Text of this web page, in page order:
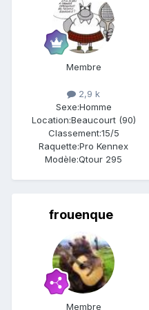
Membre
2,9 k
Sexe:Homme
Location:Beaucourt (90)
Classement:15/5
Raquette:Pro Kennex
Modèle:Qtour 295
frouenque
Membre